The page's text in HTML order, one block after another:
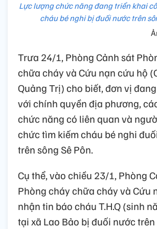
Lực lượng chức năng đang triển khai
cháu bé nghi bị đuối nước trên
Trưa 24/1, Phòng Cảnh sát
chữa cháy và Cứu nạn cứu hộ
Quảng Trị) cho biết, đơn vị
với chính quyền địa phương,
chức năng có liên quan và
chức tìm kiếm cháu bé nghi
trên sông Sê Pôn.
Cụ thể, vào chiều 23/1, Phòng
Phòng cháy chữa cháy và Cứu
nhận tin báo cháu T.H.Q (sinh
tại xã Lao Bảo bị đuối nước trên